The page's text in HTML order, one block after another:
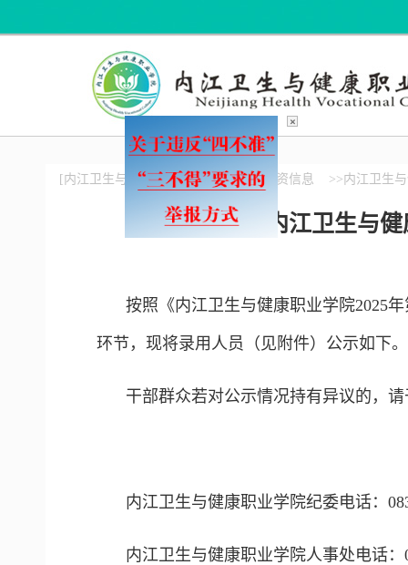
[内江卫生与健康职业学院] >>人事师资信息 >>内江卫生
内江卫生与
按照《内江卫生与健康职业学院2025
环节，现将录用人员（见附件）公示如下。
干部群众若对公示情况持有异议的，
内江卫生与健康职业学院纪委电话：
内江卫生与健康职业学院人事处电话：